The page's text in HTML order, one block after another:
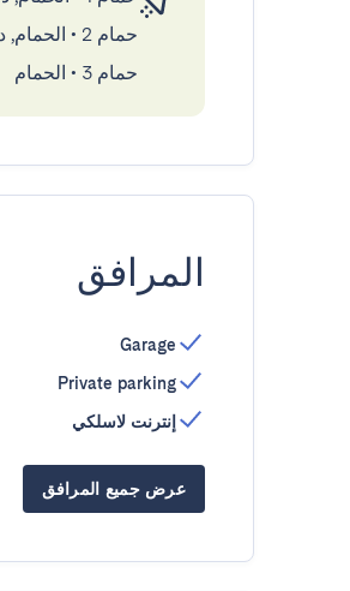
حمام 2
•
حمام 3
• الحمام
المرافق
Garage
Private parking
إنترنت لاسلكي
عرض جميع المرافق